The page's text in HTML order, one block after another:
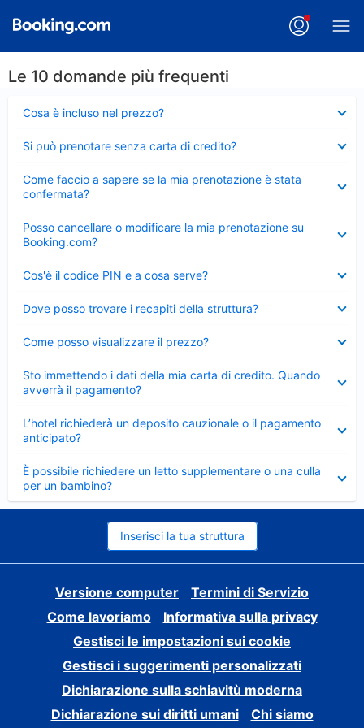
Le 10 domande più frequenti
Cosa è incluso nel prezzo?
chiuso
Si può prenotare senza carta di credito?
chiuso
Come faccio a sapere se la mia prenotazione è stata
confermata?
chiuso
Posso cancellare o modificare la mia prenotazione su
Booking.com?
chiuso
Cos'è il codice PIN e a cosa serve?
chiuso
Dove posso trovare i recapiti della struttura?
chiuso
Come posso visualizzare il prezzo?
chiuso
Sto immettendo i dati della mia carta di credito. Quando
avverrà il pagamento?
chiuso
L’hotel richiederà un deposito cauzionale o il pagamento
anticipato?
chiuso
È possibile richiedere un letto supplementare o una culla
per un bambino?
Elemento
chiuso
Inserisci la tua struttura
Versione computer
Termini di Servizio
Come lavoriamo
Informativa sulla privacy
Gestisci le impostazioni sui cookie
Gestisci i suggerimenti personalizzati
Dichiarazione sulla schiavitù moderna
Dichiarazione sui diritti umani
Chi siamo